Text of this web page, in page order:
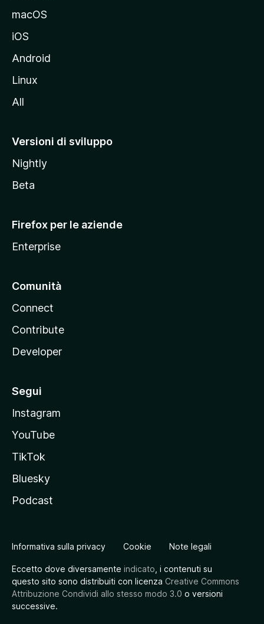
e
l
t
M
z
i
a
macOS
iOS
Android
Linux
All
Versioni di sviluppo
Nightly
Beta
Firefox per le aziende
Enterprise
Comunità
Connect
Contribute
Developer
Segui
Instagram
YouTube
TikTok
Bluesky
Podcast
Informativa sulla privacy Cookie Note legali
Eccetto dove diversamente indicato , i contenuti su
questo sito sono distribuiti con licenza Creative Commons
Attribuzione Condividi allo stesso modo 3.0 o versioni
successive.